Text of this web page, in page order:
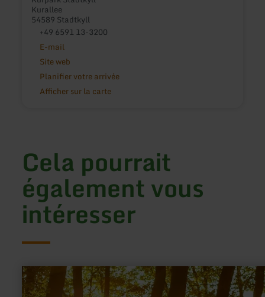
Kurallee
54589 Stadtkyll
+49 6591 13-3200
E-mail
Site web
Planifier votre arrivée
Afficher sur la carte
Cela pourrait
également vous
intéresser
en
savoir
plus